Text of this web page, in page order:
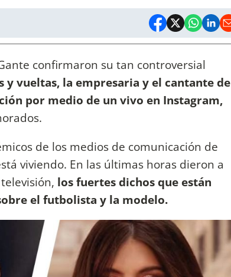
confirmaron su tan controversial
y vueltas, la empresaria y el cantante de
por medio de un vivo en Instagram,
de los medios de comunicación de
viviendo. En las últimas horas dieron a
los fuertes dichos que están
el futbolista y la modelo.